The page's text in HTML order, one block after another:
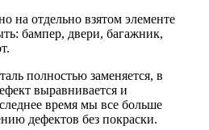
на отдельно взятом элементе
бампер, двери, багажник,
полностью заменяется, в
выравнивается и
время мы все больше
дефектов без покраски.